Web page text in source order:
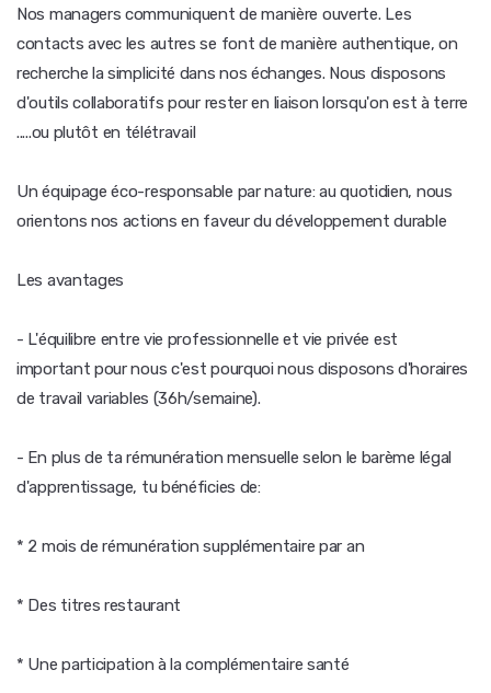
Nos managers communiquent de manière ouverte. Les
contacts avec les autres se font de manière authentique, on
recherche la simplicité dans nos échanges. Nous disposons
d'outils collaboratifs pour rester en liaison lorsqu'on est à terre
.....ou plutôt en télétravail
Un équipage éco-responsable par nature: au quotidien, nous
orientons nos actions en faveur du développement durable
Les avantages
- L'équilibre entre vie professionnelle et vie privée est
important pour nous c'est pourquoi nous disposons d'horaires
de travail variables (36h/semaine).
- En plus de ta rémunération mensuelle selon le barème légal
d'apprentissage, tu bénéficies de:
* 2 mois de rémunération supplémentaire par an
* Des titres restaurant
* Une participation à la complémentaire santé